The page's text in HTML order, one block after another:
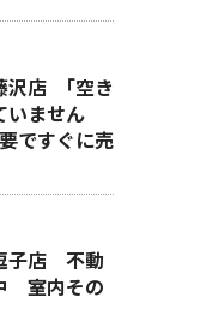
沢店 ｢空き
いません
ですぐに売
子店 不動
室内その